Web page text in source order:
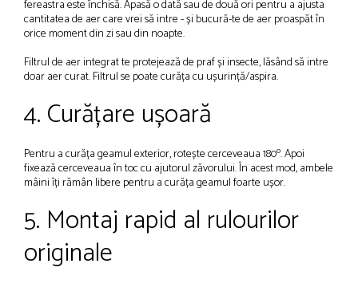
fereastra este închisă. Apasă o dată sau de două ori pentru a ajusta
cantitatea de aer care vrei să intre - și bucură-te de aer proaspăt în
orice moment din zi sau din noapte.
Filtrul de aer integrat te protejează de praf și insecte, lăsând să intre
doar aer curat. Filtrul se poate curăța cu ușurință/aspira.
4. Curățare ușoară
Pentru a curăța geamul exterior, rotește cerceveaua 180o. Apoi
fixează cerceveaua în toc cu ajutorul zăvorului. În acest mod, ambele
mâini îți rămân libere pentru a curăța geamul foarte ușor.
5. Montaj rapid al rulourilor
originale